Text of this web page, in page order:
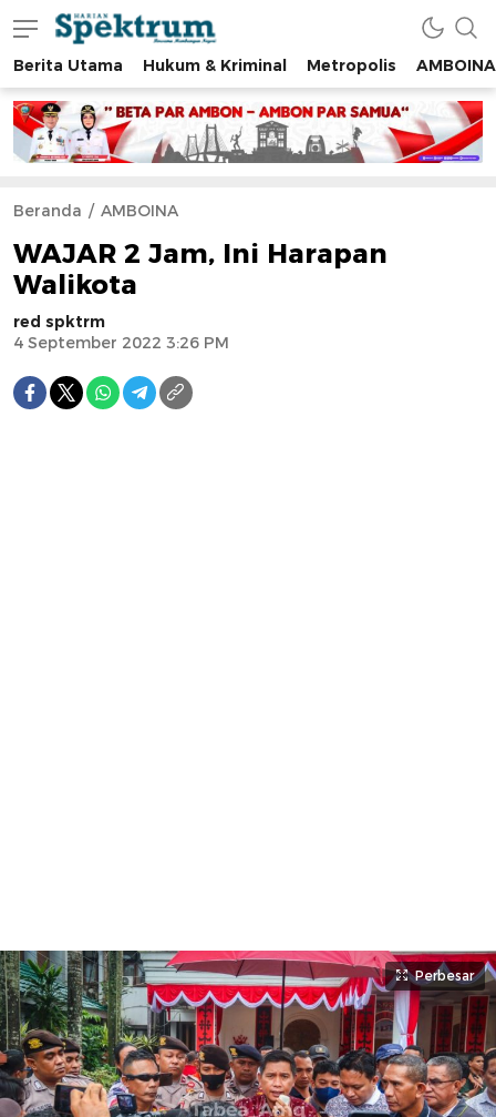
spektrumonline.com
Berita Utama Hukum & Kriminal Metropolis AMBOINA
Beranda AMBOINA
WAJAR 2 Jam, Ini Harapan
Walikota
red spktrm
4 September 2022 3:26 PM
Perbesar